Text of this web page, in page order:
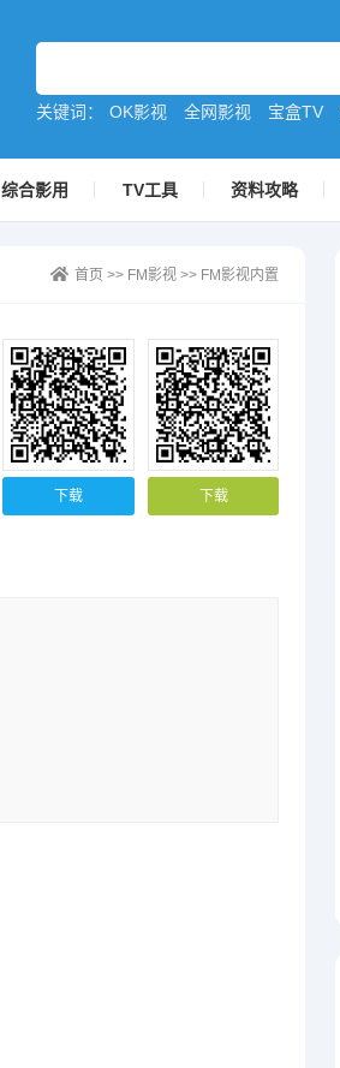
关键词： OK影视 全网影视 宝盒TV
综合影用 TV工具 资料攻略
首页 >> FM影视 >> FM影视内置
下载 下载